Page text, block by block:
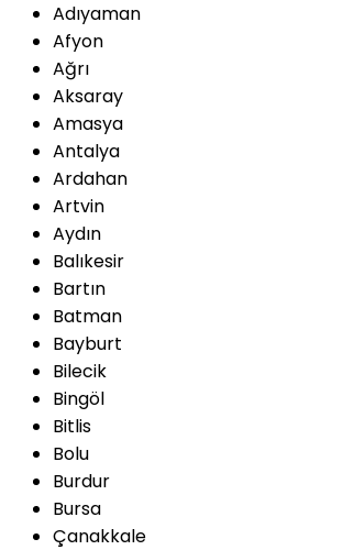
Adıyaman
Afyon
Ağrı
Aksaray
Amasya
Antalya
Ardahan
Artvin
Aydın
Balıkesir
Bartın
Batman
Bayburt
Bilecik
Bingöl
Bitlis
Bolu
Burdur
Bursa
Çanakkale